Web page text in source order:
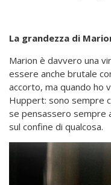
La grandezza di
Marion è davvero una
essere anche brutale
accorto, ma quando ho
Huppert: sono sempre
se pensassero sempre
sul confine di qualcosa.